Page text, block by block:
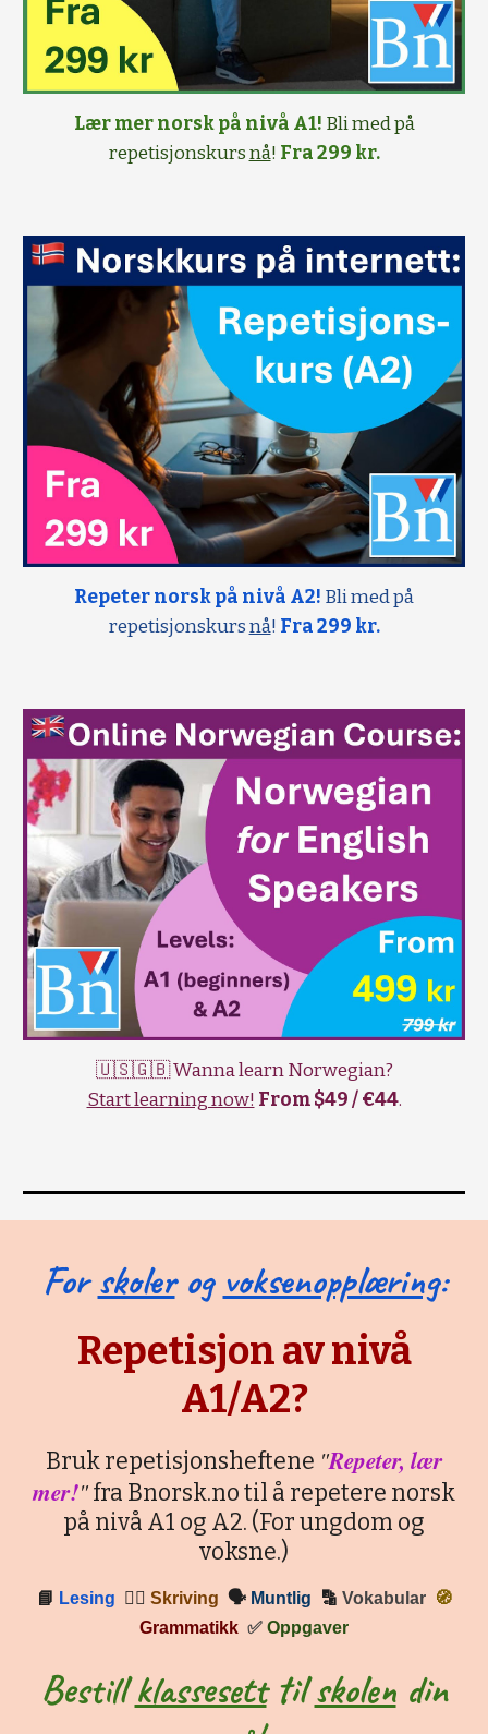
Lær mer norsk på nivå A1! Bli med på
repetisjonskursnå! Fra 299 kr.
Repeter norsk på nivå A2! Bli med på
repetisjonskursnå! Fra 299 kr.
🇺🇸🇬🇧 Wanna learn Norwegian?
Start learning now! From $49 / €44.
Forskolerog voksenopplæring:
Repetisjon av nivå
A1/A2?
Bruk repetisjonsheftene "Repeter, lær
mer!"fra Bnorsk.no til å repetere norsk
på nivå A1 og A2. (For ungdom og
voksne.)
📘 Lesing ✍🏼 Skriving 🗣 Muntlig 🔡 Vokabular
🧭
Grammatikk ✅ Oppgaver
Bestillklassesetttilskolendin